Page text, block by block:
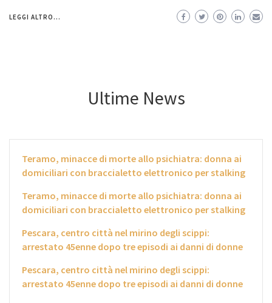
LEGGI ALTRO...
Ultime News
Teramo, minacce di morte allo psichiatra: donna ai
domiciliari con braccialetto elettronico per stalking
Teramo, minacce di morte allo psichiatra: donna ai
domiciliari con braccialetto elettronico per stalking
Pescara, centro città nel mirino degli scippi:
arrestato 45enne dopo tre episodi ai danni di donne
Pescara, centro città nel mirino degli scippi:
arrestato 45enne dopo tre episodi ai danni di donne